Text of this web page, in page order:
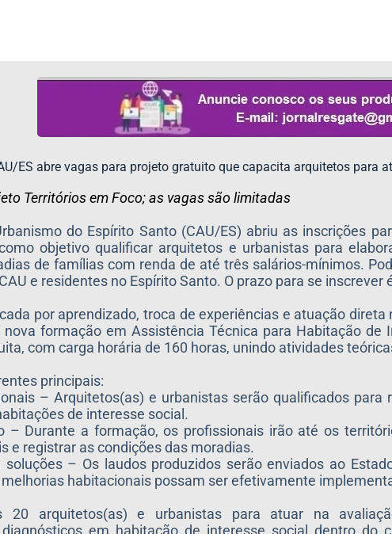
ES abre vagas para projeto gratuito que capacita arquitetos para
Territórios em Foco; as vagas são limitadas
do Espírito Santo (CAU/ES) abriu as inscrições
objetivo qualificar arquitetos e urbanistas para
de famílias com renda de até três salários-mínimos.
e residentes no Espírito Santo. O prazo para se inscrever
por aprendizado, troca de experiências e atuação direta
formação em Assistência Técnica para Habitação de
com carga horária de 160 horas, unindo atividades
principais:
– Arquitetos(as) e urbanistas serão qualificados para
de interesse social.
a formação, os profissionais irão até os
e registrar as condições das moradias.
– Os laudos produzidos serão enviados ao
habitacionais possam ser efetivamente
20 arquitetos(as) e urbanistas para atuar na
em habitação de interesse social dentro do